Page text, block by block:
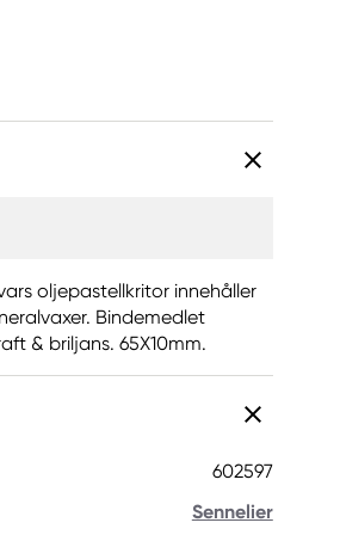
oljepastellkritor innehåller
Bindemedlet
& briljans. 65X10mm.
602597
Sennelier